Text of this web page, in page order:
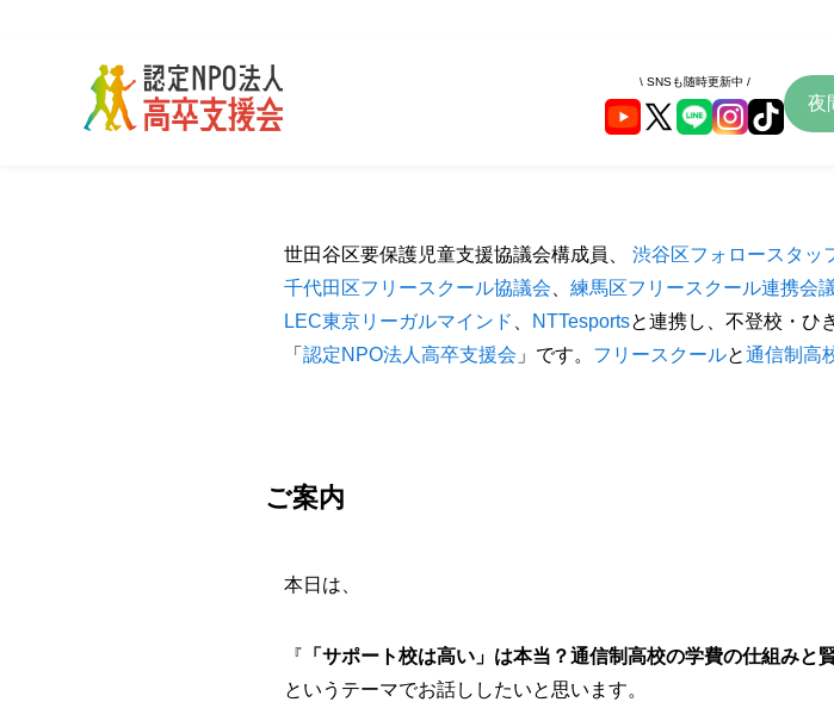
\ SNSも随時更新中 /
夜
世田谷区要保護児童支援協議会構成員、 渋谷区フォロースタッ
千代田区フリースクール協議会
練馬区フリースクール連携会
LEC東京リーガルマインド
NTTesportsと連携し、不登校・ひ
「 認定NPO法人高卒支援会 」です。 フリースクールと通信制高
ご案内
本日は、
『 「サポート校は高い」は本当？通信制高校の学費の仕組みと
というテーマでお話ししたいと思います。